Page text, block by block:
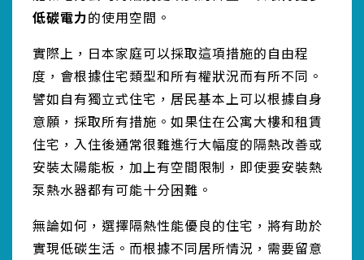
低碳電力的使用空間。
實際上，日本家庭可以採取這項措施的自由程
度，會根據住宅類型和所有權狀況而有所不同。
譬如自有獨立式住宅，居民基本上可以根據自身
意願，採取所有措施。如果住在公寓大樓和租賃
住宅，入住後通常很難進行大幅度的隔熱改善或
安裝太陽能板，加上有空間限制，即使要安裝熱
泵熱水器都有可能十分困難。
無論如何，選擇隔熱性能優良的住宅，將有助於
實現低碳生活。而根據不同居所情況，需要留意